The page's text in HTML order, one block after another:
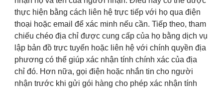
thực hiện bằng cách liên hệ trực tiếp với họ qua điện
thoại hoặc email để xác minh nếu cần. Tiếp theo, tham
chiếu chéo địa chỉ được cung cấp của họ bằng dịch vụ
lập bản đồ trực tuyến hoặc liên hệ với chính quyền địa
phương có thể giúp xác nhận tính chính xác của địa
chỉ đó. Hơn nữa, gọi điện hoặc nhắn tin cho người
nhận trước khi gửi gói hàng cho phép xác nhận tính